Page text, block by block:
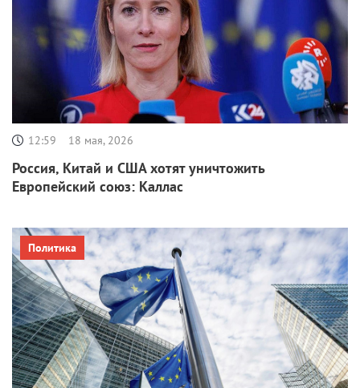
12:59 18 мая, 2026
Россия, Китай и США хотят уничтожить
Европейский союз: Каллас
Политика